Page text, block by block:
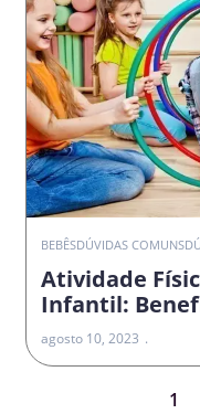
BEBÊSDÚVIDAS COMUNS
Atividade
Infantil:
agosto 10, 2023
1